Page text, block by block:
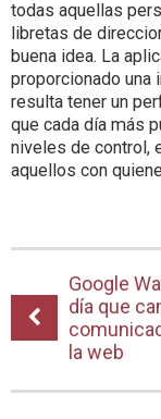
todas aquellas
libretas de
buena idea. La
proporcionado una
resulta tener un
que cada día más
niveles de control,
aquellos con
Google
día que
la web